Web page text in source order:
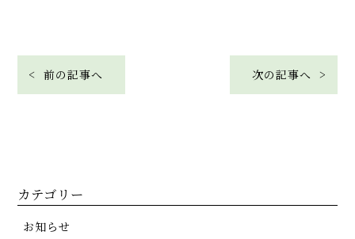
< 前の記事へ 次の記事へ >
カテゴリー
お知らせ